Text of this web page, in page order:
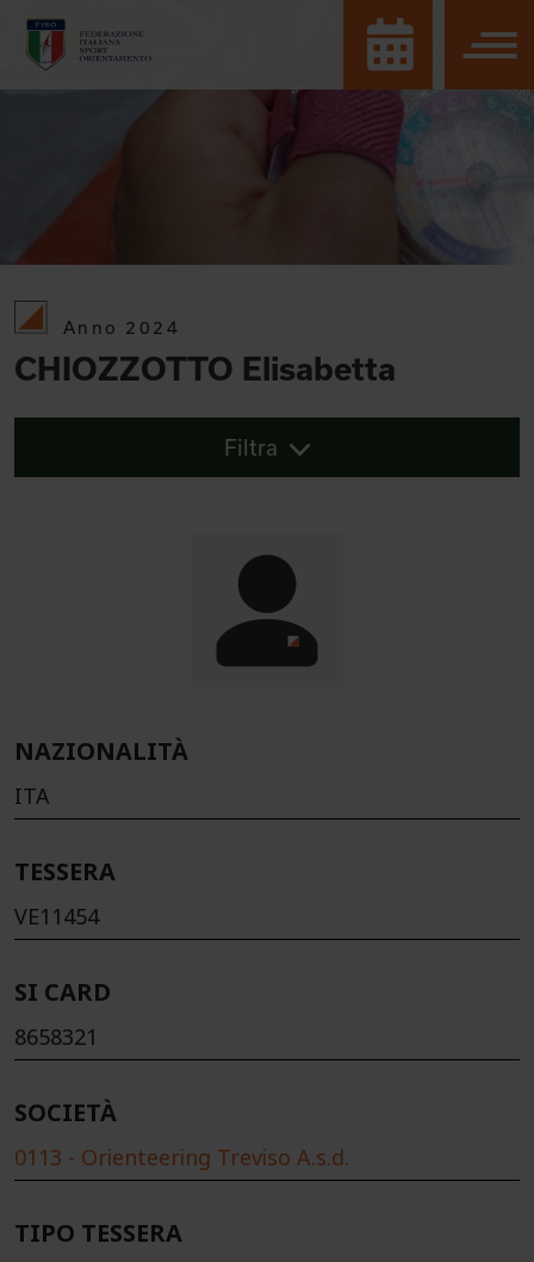
Anno 2024
CHIOZZOTTO Elisabetta
Filtra
NAZIONALITÀ
ITA
TESSERA
VE11454
SI CARD
8658321
SOCIETÀ
0113 - Orienteering Treviso A.s.d.
TIPO TESSERA